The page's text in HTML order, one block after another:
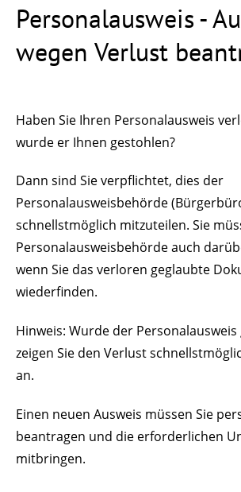
Personalausweis -
wegen Verlust
Haben Sie Ihren Personalausweis
wurde er Ihnen gestohlen?
Dann sind Sie verpflichtet, dies der
Personalausweisbehörde
schnellstmöglich mitzuteilen. Sie
Personalausweisbehörde auch
wenn Sie das verloren geglaubte
wiederfinden.
Hinweis: Wurde der
zeigen Sie den Verlust
an.
Einen neuen Ausweis müssen Sie
beantragen und die erforderlichen
mitbringen.